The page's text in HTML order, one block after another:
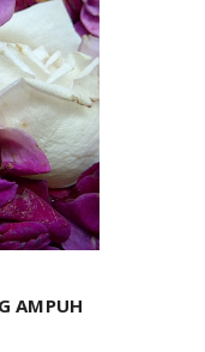
AMPUH